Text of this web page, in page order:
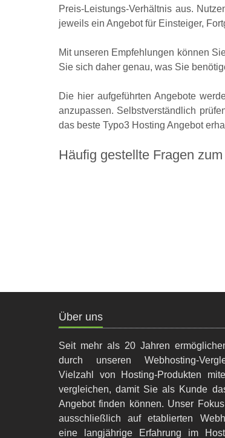
Preis-Leistungs-Verhältnis aus.
jeweils ein Angebot für Einsteiger,
Mit unseren Empfehlungen können
Sie sich daher genau, was Sie
Die hier aufgeführten Angebote
anzupassen. Selbstverständlich
das beste Typo3 Hosting Angebot
Häufig gestellte Fragen
Über uns
Seit mehr als 20 Jahren
durch unseren Webhosting-
Vielzahl von Hosting-Produkten
vergleichen, damit Sie als Kunde
Angebot finden können. Unser
ausschließlich auf etablierten
eine langjährige Erfahrung im